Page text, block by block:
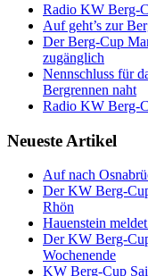
Radio KW Berg-
Auf geht’s zur
Der Berg-Cup
zugänglich
Nennschluss für
Bergrennen naht
Radio KW Berg-
Neueste Artikel
Auf nach
Der KW Berg-
Rhön
Hauenstein
Der KW Berg-
Wochenende
KW Berg-Cup